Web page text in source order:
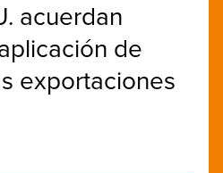
acuerdan
de
exportaciones